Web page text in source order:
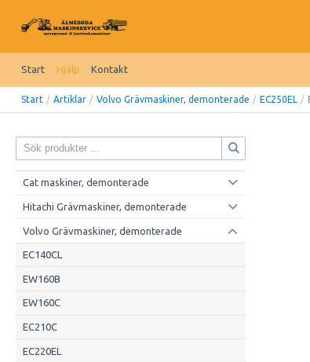
Start Hjälp Kontakt
Start / Artiklar / Volvo Grävmaskiner, demonterade / EC250EL /
Cat maskiner, demonterade
Hitachi Grävmaskiner, demonterade
Volvo Grävmaskiner, demonterade
EC140CL
EW160B
EW160C
EC210C
EC220EL